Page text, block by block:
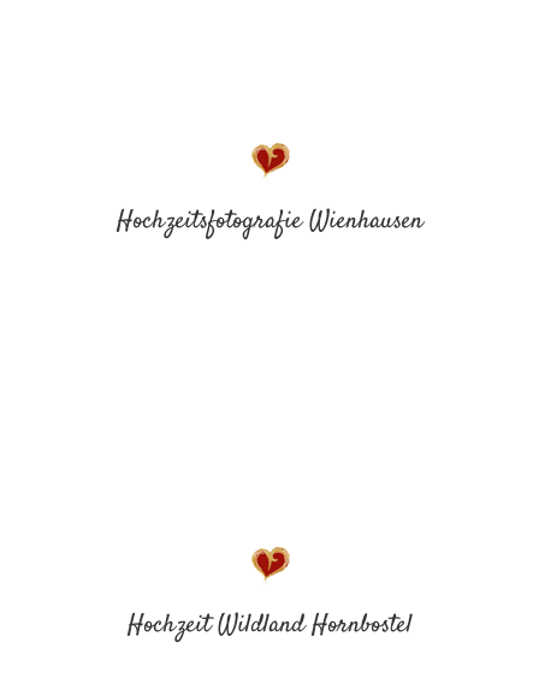
Hochzeitsfotografie Wienhausen
Hochzeit Wildland Hornbostel